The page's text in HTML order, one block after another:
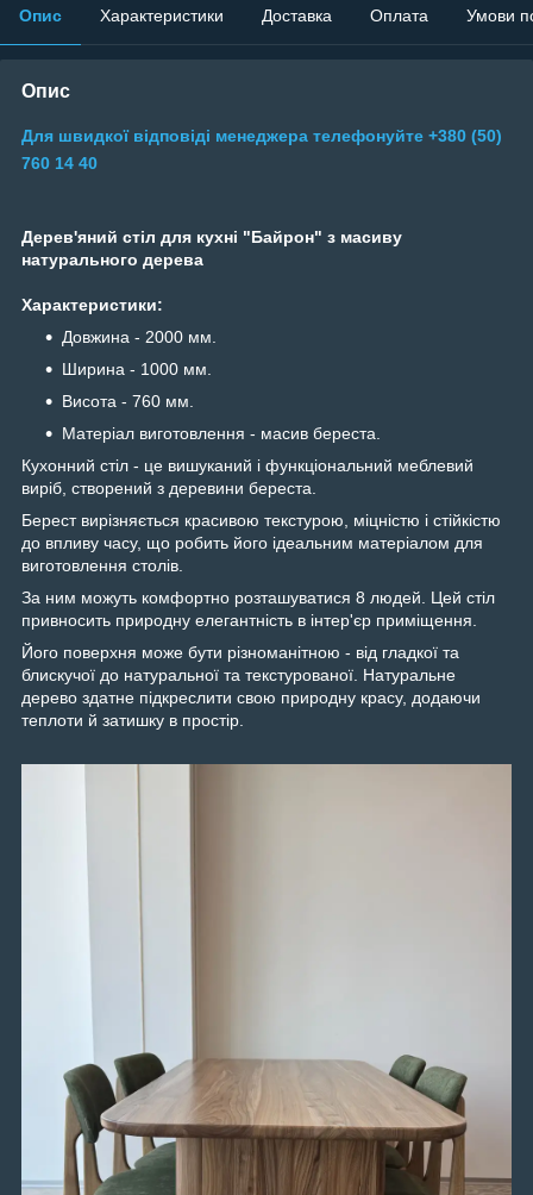
Опис Характеристики Доставка Оплата Умови
Опис
Для швидкої відповіді менеджера телефонуйте +380 (50)
760 14 40
Дерев'яний стіл для кухні "Байрон" з масиву
натурального дерева
Характеристики:
Довжина - 2000 мм.
Ширина - 1000 мм.
Висота - 760 мм.
Матеріал виготовлення - масив береста.
Кухонний стіл - це вишуканий і функціональний меблевий
виріб, створений з деревини береста.
Берест вирізняється красивою текстурою, міцністю і стійкістю
до впливу часу, що робить його ідеальним матеріалом для
виготовлення столів.
За ним можуть комфортно розташуватися 8 людей. Цей стіл
привносить природну елегантність в інтер'єр приміщення.
Його поверхня може бути різноманітною - від гладкої та
блискучої до натуральної та текстурованої. Натуральне
дерево здатне підкреслити свою природну красу, додаючи
теплоти й затишку в простір.